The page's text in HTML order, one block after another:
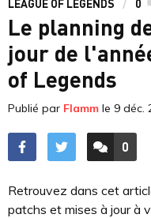
LEAGUE OF LEGENDS 0
Le planning
jour de
of Legends
Publié par Flamm le 9 déc.
0
Retrouvez dans cet
patchs et mises à jour à